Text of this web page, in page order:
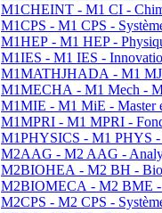
M1CHEINT - M1 CI -
M1CPS - M1 CPS -
M1HEP - M1 HEP -
M1IES - M1 IES -
M1MATHJHADA - M1
M1MECHA - M1 Mech -
M1MIE - M1 MiE - Master
M1MPRI - M1 MPRI -
M1PHYSICS - M1 PHYS -
M2AAG - M2 AAG -
M2BIOHEA - M2 BH -
M2BIOMECA - M2 BME -
M2CPS - M2 CPS -